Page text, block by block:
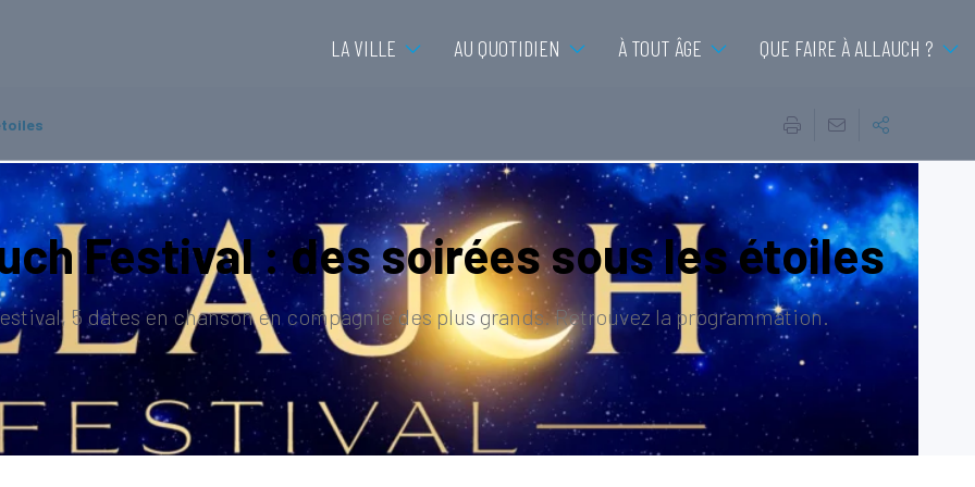
LA VILLE AU QUOTIDIEN À TOUT ÂGE QUE FAIRE À ALLAUCH ?
Festival : des soirées sous les étoiles
5 dates en chanson en compagnie des plus grands. Retrouvez la programmation.